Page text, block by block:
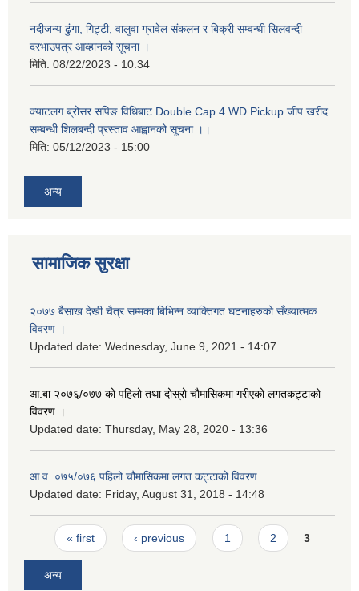
नदीजन्य ढुंगा, गिट्टी, वालुवा ग्रावेल संकलन र बिक्री सम्वन्धी सिलवन्दी
दरभाउपत्र आव्हानको सूचना ।
मिति: 08/22/2023 - 10:34
क्याटलग ब्रोसर सपिङ विधिबाट Double Cap 4 WD Pickup जीप खरीद
सम्बन्धी शिलबन्दी प्रस्ताव आह्वानको सूचना ।।
मिति: 05/12/2023 - 15:00
अन्य
सामाजिक सुरक्षा
२०७७ बैसाख देखी चैत्र सम्मका बिभिन्न व्याक्तिगत घटनाहरुको सँख्यात्मक
विवरण ।
Updated date: Wednesday, June 9, 2021 - 14:07
आ.बा २०७६/०७७ को पहिलो तथा दोस्रो चौमासिकमा गरीएको लगतकट्टाको
विवरण ।
Updated date: Thursday, May 28, 2020 - 13:36
आ.व. ०७५/०७६ पहिलो चौमासिकमा लगत कट्टाको विवरण
Updated date: Friday, August 31, 2018 - 14:48
Pages
« first ‹ previous 1 2 3
अन्य